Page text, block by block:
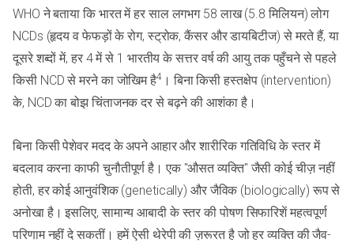
WHO ने बताया कि भारत में हर साल लगभग 58 लाख (5.8 मिलियन) लोग
NCDs (हृदय व फेफड़ों के रोग, स्ट्रोक, कैंसर और डायबिटीज) से मरते हैं, या
दूसरे शब्दों में, हर 4 में से 1 भारतीय के सत्तर वर्ष की आयु तक पहुँचने से पहले
किसी NCD से मरने का जोखिम है4। बिना किसी हस्तक्षेप (intervention)
के, NCD का बोझ चिंताजनक दर से बढ़ने की आशंका है।
बिना किसी पेशेवर मदद के अपने आहार और शारीरिक गतिविधि के स्तर में
बदलाव करना काफी चुनौतीपूर्ण है। एक "औसत व्यक्ति" जैसी कोई चीज़ नहीं
होती, हर कोई आनुवंशिक (genetically) और जैविक (biologically) रूप से
अनोखा है। इसलिए, सामान्य आबादी के स्तर की पोषण सिफारिशें महत्वपूर्ण
परिणाम नहीं दे सकतीं। हमें ऐसी थेरेपी की ज़रूरत है जो हर व्यक्ति की जैव-